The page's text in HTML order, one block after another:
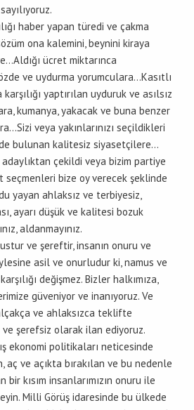
haber yapan türedi ve çakma
ona kalemini, beynini kiraya
ücret miktarınca
ve uydurma yorumculara…Kasıtlı
yaptırılan uyduruk ve asılsız
kumanya, yakacak ve buna benzer
veya yakınlarınızı seçildikleri
bulunan kalitesiz siyasetçilere…
adaylıktan çekildi veya bizim partiye
seçmenleri bize oy verecek şeklinde
yayan ahlaksız ve terbiyesiz,
ayarı düşük ve kalitesi bozuk
aldanmayınız.
ve şereftir, insanın onuru ve
asil ve onurludur ki, namus ve
değişmez. Bizler halkımıza,
güveniyor ve inanıyoruz. Ve
ve ahlaksızca teklifte
şerefsiz olarak ilan ediyoruz.
ekonomi politikaları neticesinde
aç ve açıkta bırakılan ve bu nedenle
kısım insanlarımızın onuru ile
Milli Görüş idaresinde bu ülkede